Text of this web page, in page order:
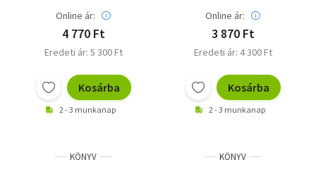
Online ár:
4 770 Ft
Eredeti ár: 5 300 Ft
Kosárba
2 - 3 munkanap
Online ár:
3 870 Ft
Eredeti ár: 4 300 Ft
Kosárba
2 - 3 munkanap
KÖNYV KÖNYV